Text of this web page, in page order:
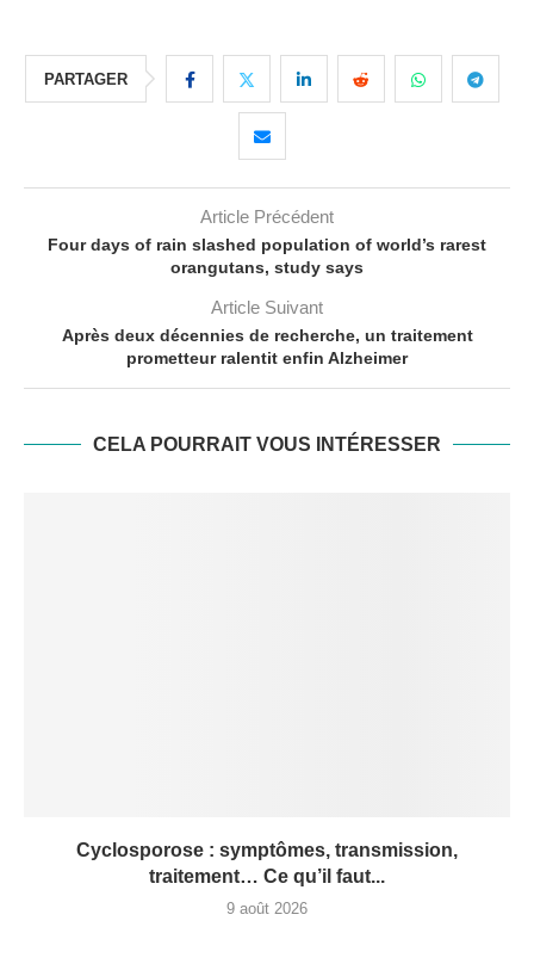
PARTAGER
Article Précédent
Four days of rain slashed population of world’s rarest
orangutans, study says
Article Suivant
Après deux décennies de recherche, un traitement
prometteur ralentit enfin Alzheimer
CELA POURRAIT VOUS INTÉRESSER
Cyclosporose : symptômes, transmission,
traitement… Ce qu’il faut...
9 août 2026